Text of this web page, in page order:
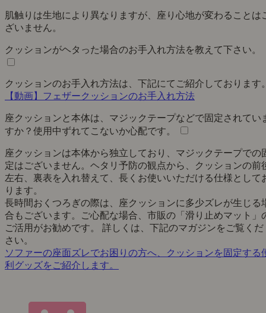
肌触りは生地により異なりますが、座り心地が変わることは
ざいません。
クッションがヘタった場合のお手入れ方法を教えて下さい。
クッションのお手入れ方法は、下記にてご紹介しております
【動画】フェザークッションのお手入れ方法
座クッションと本体は、マジックテープなどで固定されてい
すか？使用中ずれてこないか心配です。
座クッションは本体から独立しており、マジックテープでの
定はございません。ヘタリ予防の観点から、クッションの前
左右、裏表を入れ替えて、長くお使いいただける仕様として
ります。
長時間おくつろぎの際は、座クッションに多少ズレが生じる
合もございます。ご心配な場合、市販の「滑り止めマット」
ご活用がお勧めです。 詳しくは、下記のマガジンをご覧くだ
さい。
ソファーの座面ズレでお困りの方へ、クッションを固定する
利グッズをご紹介します。